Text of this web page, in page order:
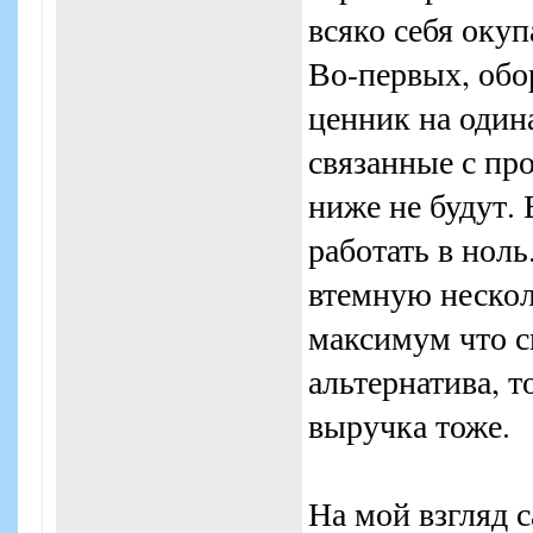
всяко себя
Во-первых,
ценник на
связанные с
ниже не будут.
работать в
втемную
максимум что
альтернатива,
выручка тоже.
На мой взгляд